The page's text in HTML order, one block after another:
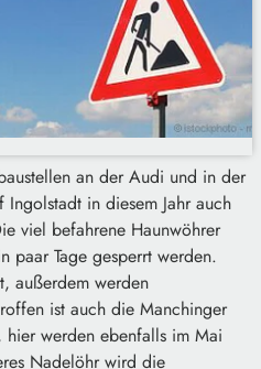
an der Audi und in der
in diesem Jahr auch
viel befahrene Haunwöhrer
paar Tage gesperrt werden.
außerdem werden
ist auch die Manchinger
werden ebenfalls im Mai
Nadelöhr wird die